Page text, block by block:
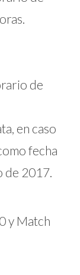
de
en caso
fecha
de 2017.
y Match